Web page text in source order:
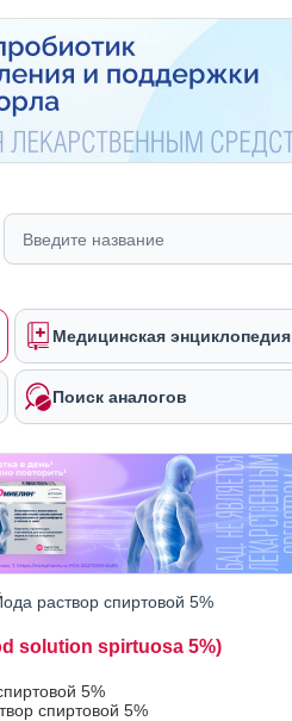
Медицинская энциклопедия
Поиск аналогов
раствор спиртовой 5%
solution spirtuosa 5%)
5%
спиртовой 5%